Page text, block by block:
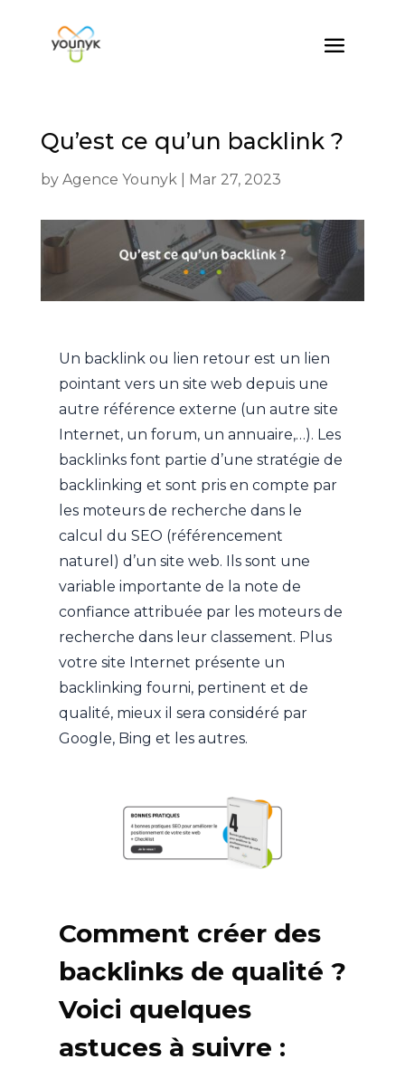
Qu’est ce qu’un backlink ?
by Agence Younyk| Mar 27, 2023
Un backlink ou lien retour est un lien
pointant vers un site web depuis une
autre référence externe (un autre site
Internet, un forum, un annuaire,…). Les
backlinks font partie d’une stratégie de
backlinking et sont pris en compte par
les moteurs de recherche dans le
calcul du SEO (référencement
naturel) d’un site web. Ils sont une
variable importante de la note de
confiance attribuée par les moteurs de
recherche dans leur classement. Plus
votre site Internet présente un
backlinking fourni, pertinent et de
qualité, mieux il sera considéré par
Google, Bing et les autres.
Comment créer des
backlinks de qualité ?
Voici quelques
astuces à suivre :